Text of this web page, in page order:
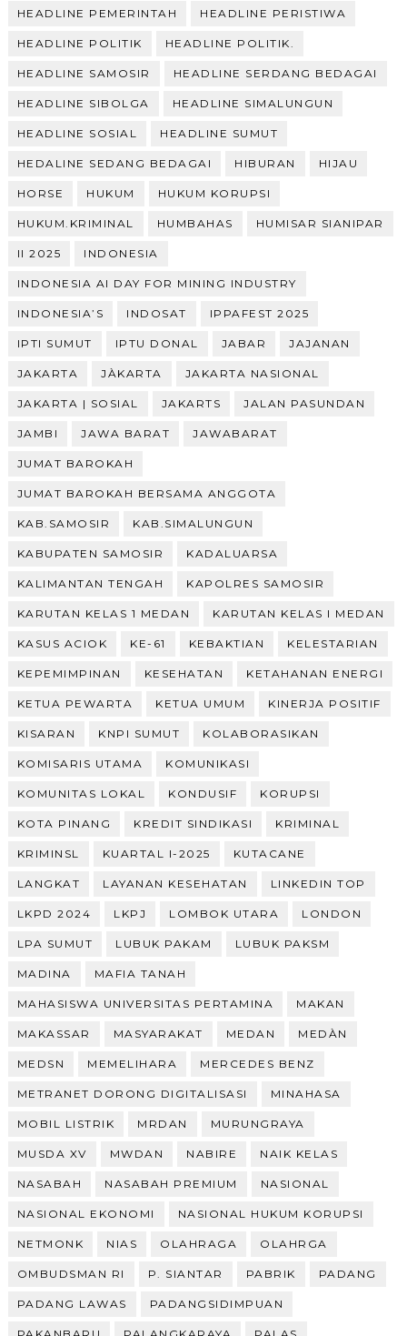
HEADLINE PEMERINTAH HEADLINE PERISTIWA
HEADLINE POLITIK HEADLINE POLITIK.
HEADLINE SAMOSIR HEADLINE SERDANG BEDAGAI
HEADLINE SIBOLGA HEADLINE SIMALUNGUN
HEADLINE SOSIAL HEADLINE SUMUT
HEDALINE SEDANG BEDAGAI HIBURAN HIJAU
HORSE HUKUM HUKUM KORUPSI
HUKUM.KRIMINAL HUMBAHAS HUMISAR SIANIPAR
II 2025 INDONESIA
INDONESIA AI DAY FOR MINING INDUSTRY
INDONESIA’S INDOSAT IPPAFEST 2025
IPTI SUMUT IPTU DONAL JABAR JAJANAN
JAKARTA JÀKARTA JAKARTA NASIONAL
JAKARTA | SOSIAL JAKARTS JALAN PASUNDAN
JAMBI JAWA BARAT JAWABARAT
JUMAT BAROKAH
JUMAT BAROKAH BERSAMA ANGGOTA
KAB.SAMOSIR KAB.SIMALUNGUN
KABUPATEN SAMOSIR KADALUARSA
KALIMANTAN TENGAH KAPOLRES SAMOSIR
KARUTAN KELAS 1 MEDAN KARUTAN KELAS I MEDAN
KASUS ACIOK KE-61 KEBAKTIAN KELESTARIAN
KEPEMIMPINAN KESEHATAN KETAHANAN ENERGI
KETUA PEWARTA KETUA UMUM KINERJA POSITIF
KISARAN KNPI SUMUT KOLABORASIKAN
KOMISARIS UTAMA KOMUNIKASI
KOMUNITAS LOKAL KONDUSIF KORUPSI
KOTA PINANG KREDIT SINDIKASI KRIMINAL
KRIMINSL KUARTAL I-2025 KUTACANE
LANGKAT LAYANAN KESEHATAN LINKEDIN TOP
LKPD 2024 LKPJ LOMBOK UTARA LONDON
LPA SUMUT LUBUK PAKAM LUBUK PAKSM
MADINA MAFIA TANAH
MAHASISWA UNIVERSITAS PERTAMINA MAKAN
MAKASSAR MASYARAKAT MEDAN MEDÀN
MEDSN MEMELIHARA MERCEDES BENZ
METRANET DORONG DIGITALISASI MINAHASA
MOBIL LISTRIK MRDAN MURUNGRAYA
MUSDA XV MWDAN NABIRE NAIK KELAS
NASABAH NASABAH PREMIUM NASIONAL
NASIONAL EKONOMI NASIONAL HUKUM KORUPSI
NETMONK NIAS OLAHRAGA OLAHRGA
OMBUDSMAN RI P. SIANTAR PABRIK PADANG
PADANG LAWAS PADANGSIDIMPUAN